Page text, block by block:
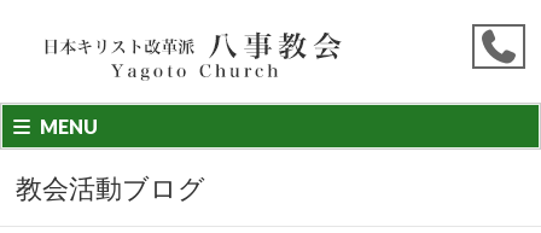
MENU
教会活動ブログ